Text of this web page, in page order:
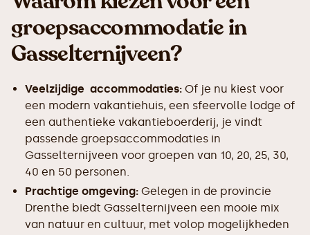
groepsaccommodatie in
Gasselternijveen?
Veelzijdige accommodaties: Of je nu kiest voor
een modern vakantiehuis, een sfeervolle lodge of
een authentieke vakantieboerderij, je vindt
passende groepsaccommodaties in
Gasselternijveen voor groepen van 10, 20, 25, 30,
40 en 50 personen.
Prachtige omgeving: Gelegen in de provincie
Drenthe biedt Gasselternijveen een mooie mix
van natuur en cultuur, met volop mogelijkheden